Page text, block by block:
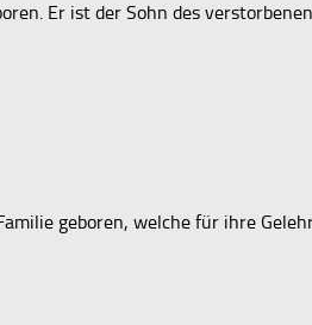
Er ist der Sohn des
geboren, welche für ihre